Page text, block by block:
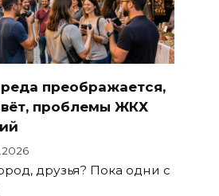
преображается,
проблемы ЖКХ
друзья? Пока одни с